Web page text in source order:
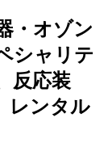
・オゾン
シャリテ
反応装
レンタル